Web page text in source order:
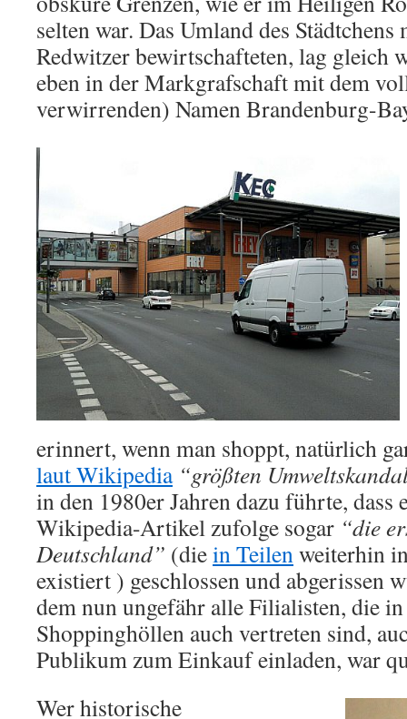
selten war. Das Umland des
Redwitzer bewirtschafteten, lag gleich
eben in der Markgrafschaft mit dem
verwirrenden) Namen Brandenburg-
erinnert, wenn man shoppt, natürlich
laut Wikipedia “größten
in den 1980er Jahren dazu führte, dass
Wikipedia-Artikel zufolge sogar “die
Deutschland” (diein Teilenweiterhin
existiert ) geschlossen und abgerissen
dem nun ungefähr alle Filialisten, die in
Shoppinghöllen auch vertreten sind,
Publikum zum Einkauf einladen, war
Wer historische